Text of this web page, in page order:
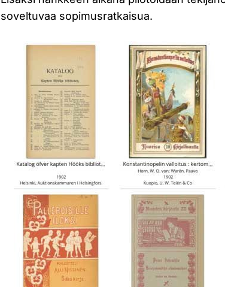
soveltuvaa sopimusratkaisua.